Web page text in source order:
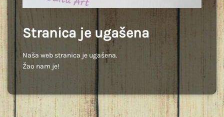
Stranica je ugašena
Naša web stranica je ugašena.
Žao nam je!